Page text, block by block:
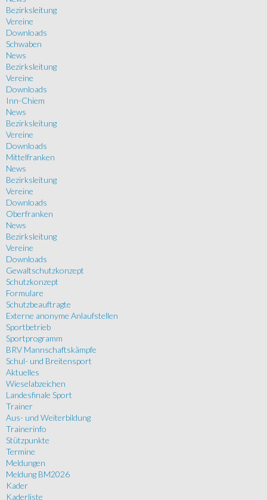
Bezirksleitung
Vereine
Downloads
Schwaben
News
Bezirksleitung
Vereine
Downloads
Inn-Chiem
News
Bezirksleitung
Vereine
Downloads
Mittelfranken
News
Bezirksleitung
Vereine
Downloads
Oberfranken
News
Bezirksleitung
Vereine
Downloads
Gewaltschutzkonzept
Schutzkonzept
Formulare
Schutzbeauftragte
Externe anonyme Anlaufstellen
Sportbetrieb
Sportprogramm
BRV Mannschaftskämpfe
Schul- und Breitensport
Aktuelles
Wieselabzeichen
Landesfinale Sport
Trainer
Aus- und Weiterbildung
Trainerinfo
Stützpunkte
Termine
Meldungen
Meldung BM2026
Kader
Kaderliste